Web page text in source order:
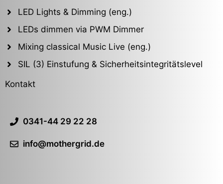
LED Lights & Dimming (eng.)
LEDs dimmen via PWM Dimmer
Mixing classical Music Live (eng.)
SIL (3) Einstufung & Sicherheitsintegritätslevel
Kontakt
0341-44 29 22 28
info@mothergrid.de